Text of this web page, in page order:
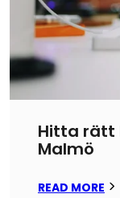
Hitta rätt
Malmö
READ MORE